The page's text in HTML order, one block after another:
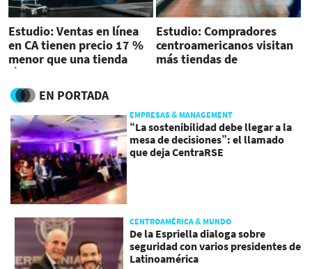
Estudio: Ventas en línea
en CA tienen precio 17 %
menor que una tienda
física
Estudio: Compradores
centroamericanos visitan
más tiendas de
EN PORTADA
EMPRESAS & MANAGEMENT
“La sostenibilidad debe llegar a la
mesa de decisiones”: el llamado
que deja CentraRSE
CENTROAMÉRICA & MUNDO
De la Espriella dialoga sobre
seguridad con varios presidentes de
Latinoamérica